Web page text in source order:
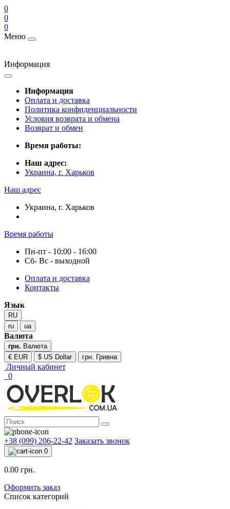
0
0
0
Меню
Информация
Информация
Оплата и доставка
Политика конфиденциальности
Условия возврата и обмена
Возврат и обмен
Время работы:
Наш адрес:
Украина, г. Харьков
Наш адрес
Украина, г. Харьков
Время работы
Пн-пт - 10:00 - 16:00
Сб- Вс - выходной
Оплата и доставка
Контакты
Язык
RU
ru
ua
Валюта
грн. Валюта
€ EUR
$ US Dollar грн. Гривна
Личный кабинет
0
+38 (099) 206-22-42 Заказать звонок
0
0.00 грн.
Оформить заказ
Список категорий